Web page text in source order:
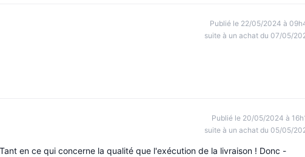
Publié le 22/05/2024 à
suite à un achat du 07/05/
Publié le 20/05/2024 à
suite à un achat du 05/05/
en ce qui concerne la qualité que l'exécution de la livraison ! Donc -